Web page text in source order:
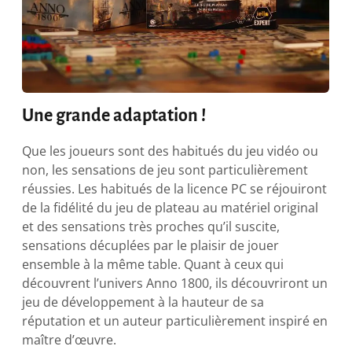
Une grande adaptation !
Que les joueurs sont des habitués du jeu vidéo ou
non, les sensations de jeu sont particulièrement
réussies. Les habitués de la licence PC se réjouiront
de la fidélité du jeu de plateau au matériel original
et des sensations très proches qu’il suscite,
sensations décuplées par le plaisir de jouer
ensemble à la même table. Quant à ceux qui
découvrent l’univers Anno 1800, ils découvriront un
jeu de développement à la hauteur de sa
réputation et un auteur particulièrement inspiré en
maître d’œuvre.